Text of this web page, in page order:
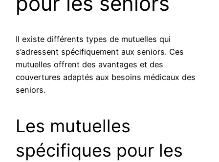
Il existe différents types de mutuelles qui
s’adressent spécifiquement aux seniors. Ces
mutuelles offrent des avantages et des
couvertures adaptés aux besoins médicaux des
seniors.
Les mutuelles
spécifiques pour les